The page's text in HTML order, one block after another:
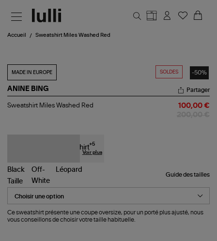
Accueil Sweatshirt Miles Washed Red
SOLDES -50%
MADE IN EUROPE
ANINE BING
Sweatshirt
Partager
Sweatshirt Miles Washed Red 100,00 €
+5
Voir plus
Guide des tailles
Taille
Ce sweatshirt présente une coupe oversize, pour un porté plus ajusté, nous
vous conseillons de choisir votre taille habituelle.